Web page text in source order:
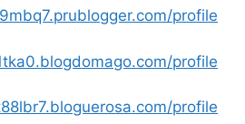
profile
profile
profile